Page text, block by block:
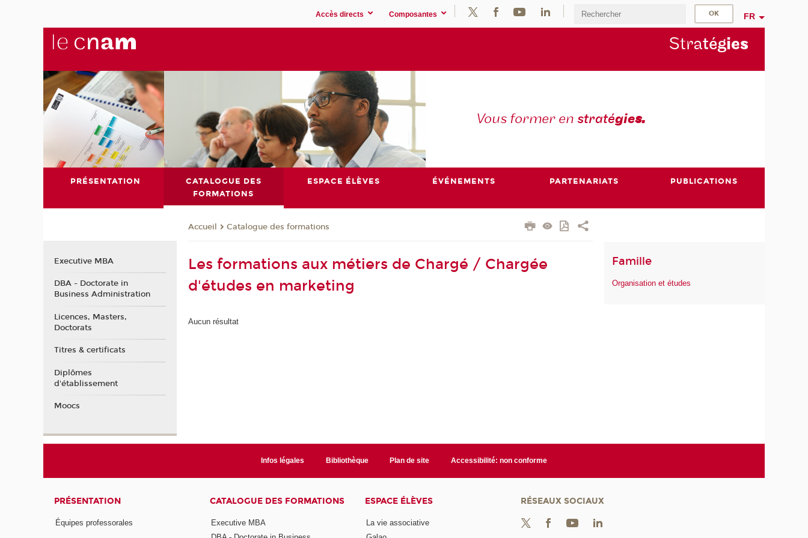
Accès directs Composantes FR
Stratégies
Vous former en stratégies.
PRÉSENTATION
CATALOGUE DES
FORMATIONS
ESPACE ÉLÈVES ÉVÉNEMENTS PARTENARIATS PUBLICATIONS
Accueil Catalogue des formations
Les formations aux métiers de Chargé / Chargée
d'études en marketing
Aucun résultat
Famille
Organisation et études
Executive MBA
DBA - Doctorate in
Business Administration
Licences, Masters,
Doctorats
Titres & certificats
Diplômes
d'établissement
Moocs
Infos légales Bibliothèque Plan de site Accessibilité: non conforme
PRÉSENTATION
Équipes professorales
CATALOGUE DES FORMATIONS
Executive MBA
ESPACE ÉLÈVES
La vie associative
RÉSEAUX SOCIAUX